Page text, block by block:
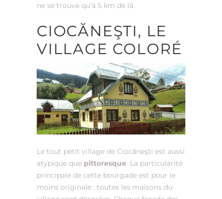
ne se trouve qu’à 5 km de là.
CIOCĂNEŞTI, LE
VILLAGE COLORÉ
Le tout petit village de Ciocăneşti est aussi
atypique que pittoresque. La particularité
principale de cette bourgade est pour le
moins originale : toutes les maisons du